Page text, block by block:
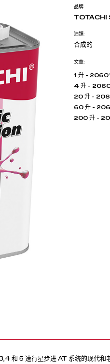
品牌:
TOTACHI
油類:
合成的
文章:
1 升 -
4 升 -
20 升 -
60 升 -
200 升 -
和 5 速行星步进 AT 系统的现代和